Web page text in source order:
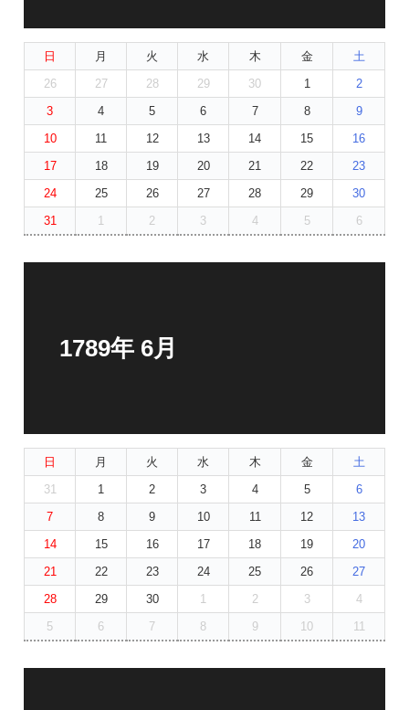
日 月 火 水 木 金
土
26
27 28 29 30 1
2
3
4 5 6 7 8
9
10
11 12 13 14 15
16
17
18 19 20 21 22
23
24
25 26 27 28 29
30
31
1 2 3 4 5 6
1789年 6月
日 月 火 水 木 金
土
31
1 2 3 4 5
6
7
8 9 10 11 12
13
14
15 16 17 18 19
20
21
22 23 24 25 26
27
28
29 30 1 2 3
4
5
6 7 8 9 10 11